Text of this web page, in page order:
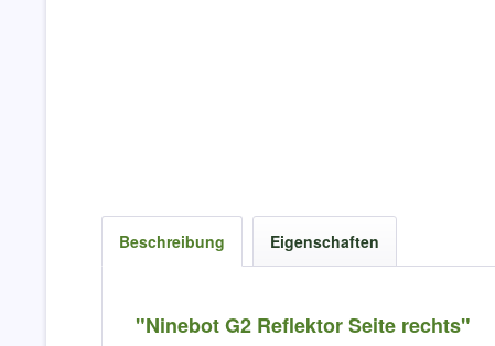
Beschreibung Eigenschaften
"Ninebot G2 Reflektor Seite rechts"